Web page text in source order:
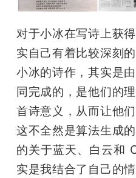
对于小冰在写诗上获
实自己有着比较深刻
小冰的诗作，其实是
同完成的，是他们的
首诗意义，从而让他
这不全然是算法生成
的关于蓝天、白云和
实是我结合了自己的